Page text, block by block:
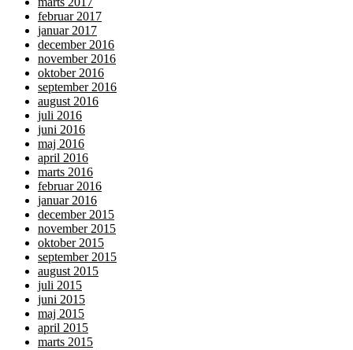
februar 2017
januar 2017
december 2016
november 2016
oktober 2016
september 2016
august 2016
juli 2016
juni 2016
maj 2016
april 2016
marts 2016
februar 2016
januar 2016
december 2015
november 2015
oktober 2015
september 2015
august 2015
juli 2015
juni 2015
maj 2015
april 2015
marts 2015